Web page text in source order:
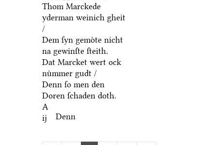
Thom Marckede
yderman weinich gheit
/
Dem ſyn gemoͤte nicht
na gewinſte ſteith.
Dat Marcket wert ock
nuͤmmer gudt /
Denn ſo men den
Doren ſchaden doth.
A
ij
Denn